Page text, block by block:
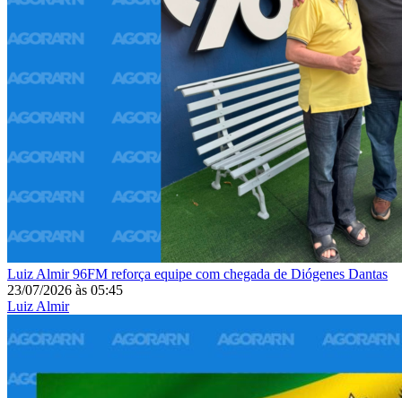
Luiz Almir96FM reforça equipe com chegada de Diógenes Dantas
23/07/2026 às 05:45
Luiz Almir